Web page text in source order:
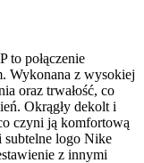
połączenie
Wykonana z wysokiej
oraz trwałość, co
Okrągły dekolt i
czyni ją komfortową
subtelne logo Nike
z innymi